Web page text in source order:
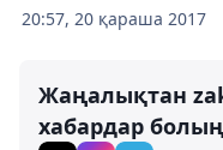
20:57, 20 қараша 2017
Жаңалықтан
хабардар